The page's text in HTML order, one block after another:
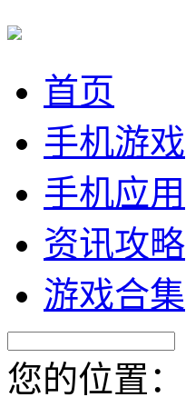
首页
手机游戏
手机应用
资讯攻略
游戏合集
您的位置：